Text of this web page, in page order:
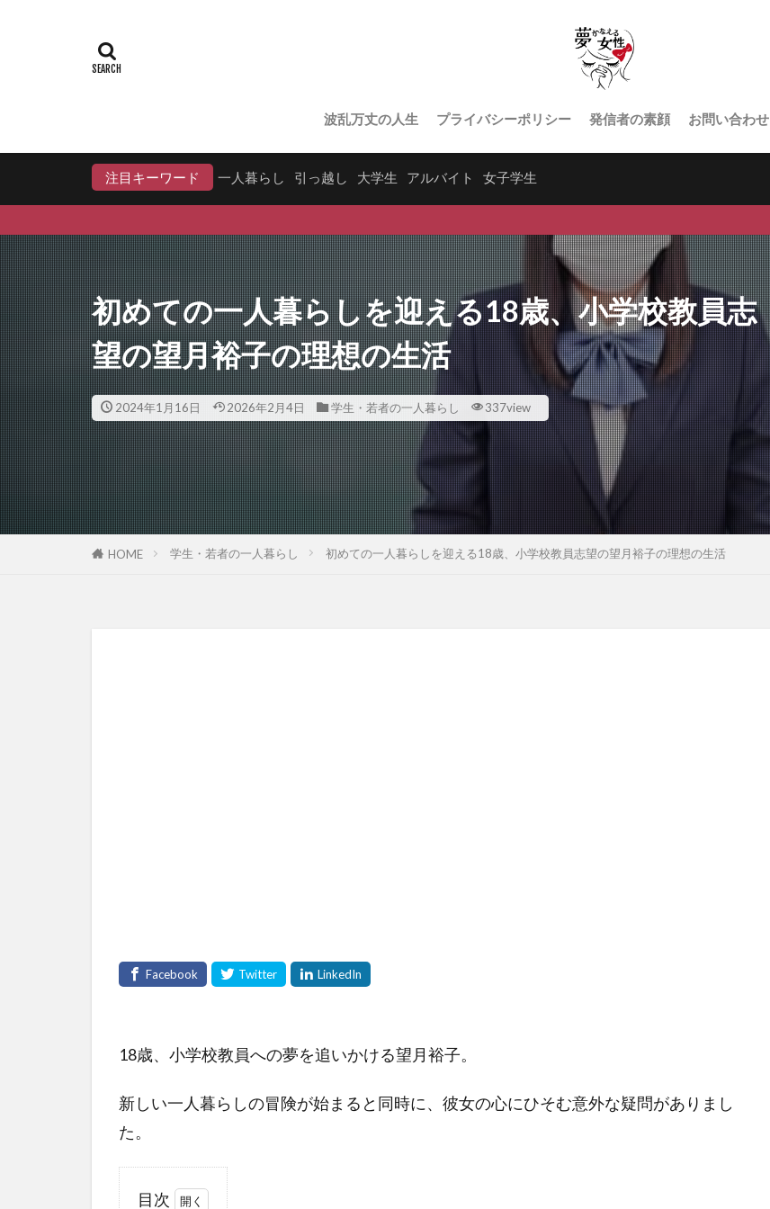
波乱万丈の人生 プライバシーポリシー 発信者の素顔 お問い合わせ
注目キーワード 一人暮らし 引っ越し 大学生 アルバイト 女子学生
初めての一人暮らしを迎える18歳、小学校教員志
望の望月裕子の理想の生活
2024年1月16日 2026年2月4日 学生・若者の一人暮らし 337view
HOME 学生・若者の一人暮らし 初めての一人暮らしを迎える18歳、小学校教員志望の望月裕子の理想の生活
18歳、小学校教員への夢を追いかける望月裕子。
新しい一人暮らしの冒険が始まると同時に、彼女の心にひそむ意外な疑問がありまし
た。
目次